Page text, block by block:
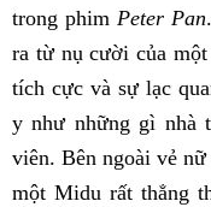
trong phim Peter Pan
ra từ nụ cười của
tích cực và sự lạc
y như những gì nhà
viên. Bên ngoài vẻ
một Midu rất thẳng